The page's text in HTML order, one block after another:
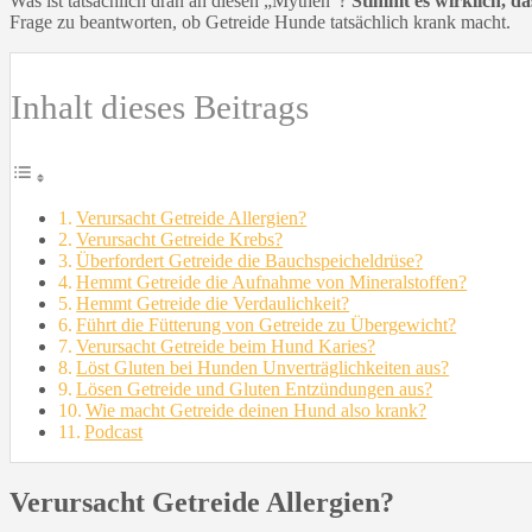
Frage zu beantworten, ob Getreide Hunde tatsächlich krank macht.
Inhalt dieses Beitrags
Verursacht Getreide Allergien?
Verursacht Getreide Krebs?
Überfordert Getreide die Bauchspeicheldrüse?
Hemmt Getreide die Aufnahme von Mineralstoffen?
Hemmt Getreide die Verdaulichkeit?
Führt die Fütterung von Getreide zu Übergewicht?
Verursacht Getreide beim Hund Karies?
Löst Gluten bei Hunden Unverträglichkeiten aus?
Lösen Getreide und Gluten Entzündungen aus?
Wie macht Getreide deinen Hund also krank?
Podcast
Verursacht Getreide Allergien?